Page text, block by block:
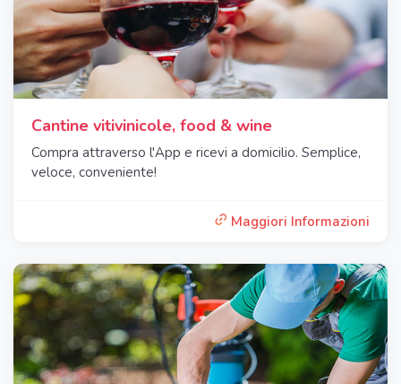
Cantine vitivinicole, food & wine
Compra attraverso l'App e ricevi a domicilio. Semplice,
veloce, conveniente!
Maggiori Informazioni